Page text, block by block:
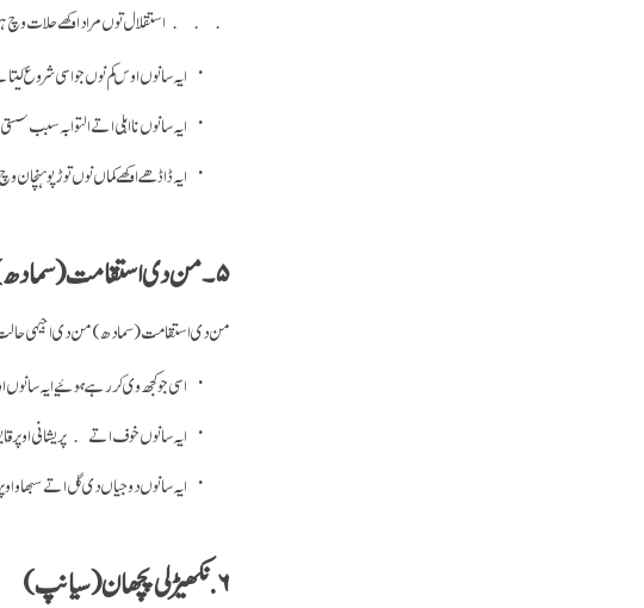
استقلال توں مراد اوکھے حلات وچ
ایہ سانوں اوس کم نوں جو اسی شروع
ایہ سانوں نا اہلی اتے التوا بہ سبب
ایہ ڈاڈھے اوکھے کماں نوں توڑ
۵۔ من دی استقامت (سمادھ)
من دی استقامت (سمادھ) من دی اجیہی حالت
اسی جو کجھ وی کر رہے ہوئیے ایہ
ایہ سانوں خوف اتے پریشانی اوپر
ایہ سانوں دوجیاں دی گل اتے سبھاو
۶. نکھیڑلی پچھان (سیانپ)